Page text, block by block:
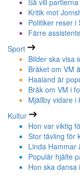
Så vill
Kritik mot
Politiker reser i
Färre
Sport
Bilder ska visa
Bråket om VM
Haaland är
Bråk om VM i
Mjällby vidare i
Kultur
Hon var viktig
Stor tävling för
Linda Hammar
Populär hjälte
Hon ska dansa